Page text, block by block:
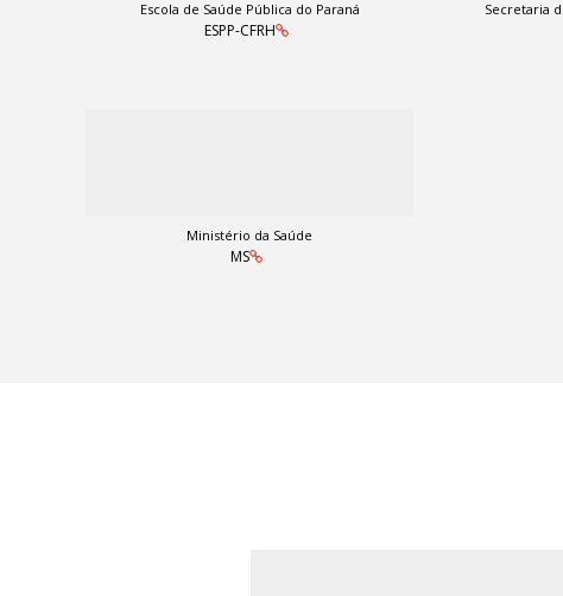
Escola de Saúde Pública do Paraná
ESPP-CFRH
Secretaria
Ministério da Saúde
MS